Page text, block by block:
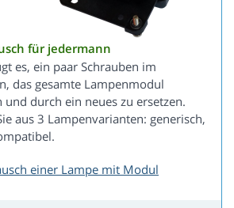
für jedermann
es, ein paar Schrauben im
das gesamte Lampenmodul
und durch ein neues zu ersetzen.
aus 3 Lampenvarianten: generisch,
einer Lampe mit Modul